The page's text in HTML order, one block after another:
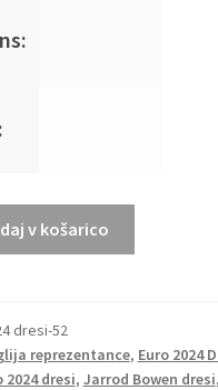
v košarico
dresi-52
reprezentance, Euro 2024
2024 dresi, Jarrod Bowen dresi,